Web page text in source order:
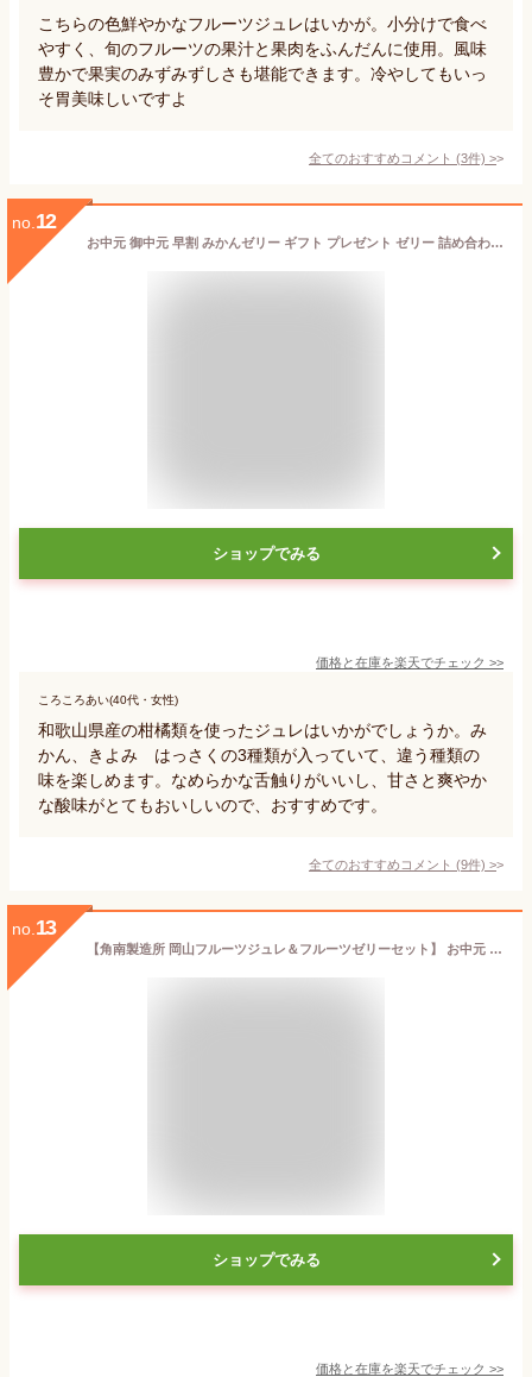
こちらの色鮮やかなフルーツジュレはいかが。小分けで食べ
やすく、旬のフルーツの果汁と果肉をふんだんに使用。風味
豊かで果実のみずみずしさも堪能できます。冷やしてもいっ
そ胃美味しいですよ
全てのおすすめコメント (3件) >
no. 12
お中元 御中元 早割 みかんゼリー ギフト プレゼント ゼリー 詰め合わせ フルーツゼリー 洋菓子 スイーツ 90g 6個 送料無料 みかんジュレ 父の日 誕生日プレゼント 内祝い 結婚祝い 出産祝い 出産内祝い おしゃれ
ショップでみる
価格と在庫を楽天でチェック >>
ころころあい(40代・女性)
和歌山県産の柑橘類を使ったジュレはいかがでしょうか。み
かん、きよみ はっさくの3種類が入っていて、違う種類の
味を楽しめます。なめらかな舌触りがいいし、甘さと爽やか
な酸味がとてもおいしいので、おすすめです。
全てのおすすめコメント (9件) >
no. 13
【角南製造所 岡山フルーツジュレ＆フルーツゼリーセット】 お中元 御中元 ゼリー フルーツ ジュレ ギフト 詰め合わせ 贈答品 果肉 高級 お菓子 スイーツ ゼリーギフト 岡山 清水白桃ゼリー 桃 ゼリー シャインマスカット ニューピオーネ 涼菓子・ゼリー 飲むゼリー
ショップでみる
価格と在庫を楽天でチェック >>